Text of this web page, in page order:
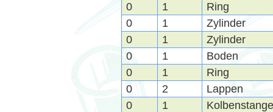
0
1
Ring
0
1
Zylinder
0
1
Zylinder
0
1
Boden
0
1
Ring
0
2
Lappen
0
1